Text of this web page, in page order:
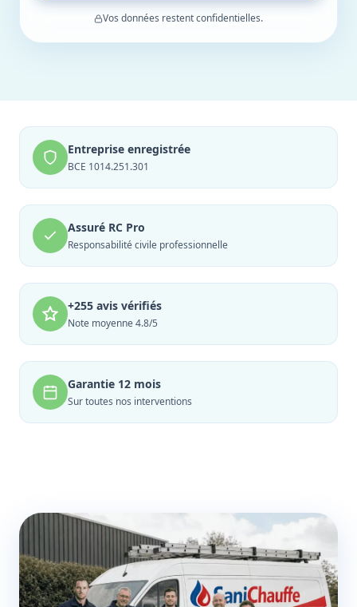
Vos données restent confidentielles.
Entreprise enregistrée
BCE 1014.251.301
Assuré RC Pro
Responsabilité civile professionnelle
+255 avis vérifiés
Note moyenne 4.8/5
Garantie 12 mois
Sur toutes nos interventions